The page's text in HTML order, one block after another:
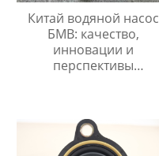
Китай водяной насос
БМВ: качество,
инновации и
перспективы